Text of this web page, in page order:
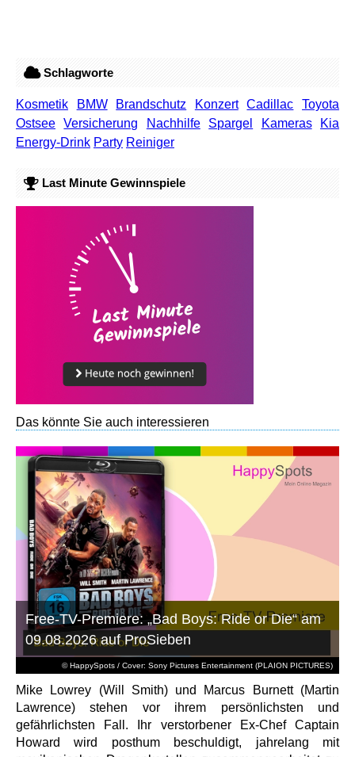
Schlagworte
Kosmetik BMW Brandschutz Konzert Cadillac
Toyota
Ostsee
Versicherung Nachhilfe Spargel Kameras
Kia
Energy-Drink Party Reiniger
Last Minute Gewinnspiele
Das könnte Sie auch interessieren
© HappySpots / Cover: Sony Pictures Entertainment (PLAION PICTURES)
Free-TV-Premiere: „Bad Boys: Ride or Die“ am
09.08.2026 auf ProSieben
Mike Lowrey (Will Smith) und Marcus Burnett (Martin
Lawrence) stehen vor ihrem persönlichsten und
gefährlichsten Fall. Ihr verstorbener Ex-Chef Captain
Howard wird posthum beschuldigt, jahrelang mit